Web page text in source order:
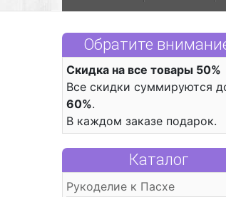
Обратите
Скидка на все товары 50%
Все скидки суммируются
60%.
В каждом заказе подарок.
Каталог
Рукоделие к Пасхе